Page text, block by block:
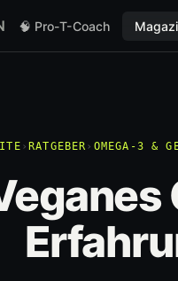
🧠 Pro-T-Coach
› RATGEBER › OMEGA-3 &